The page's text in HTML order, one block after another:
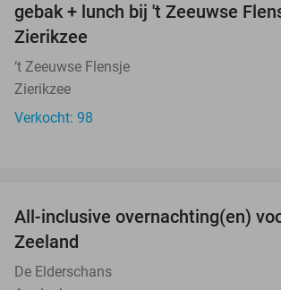
gebak + lunch bij 't Zeeuwse
Zierikzee
‘t Zeeuwse Flensje
Zierikzee
Verkocht: 98
All-inclusive overnachting(en)
Zeeland
De Elderschans